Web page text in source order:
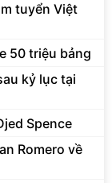
tuyển Việt
50 triệu bảng
kỷ lục tại
Spence
Romero về